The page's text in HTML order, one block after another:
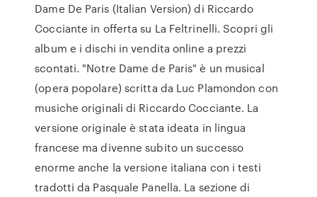
Dame De Paris (Italian Version) di Riccardo
Cocciante in offerta su La Feltrinelli. Scopri gli
album e i dischi in vendita online a prezzi
scontati. "Notre Dame de Paris" è un musical
(opera popolare) scritta da Luc Plamondon con
musiche originali di Riccardo Cocciante. La
versione originale è stata ideata in lingua
francese ma divenne subito un successo
enorme anche la versione italiana con i testi
tradotti da Pasquale Panella. La sezione di